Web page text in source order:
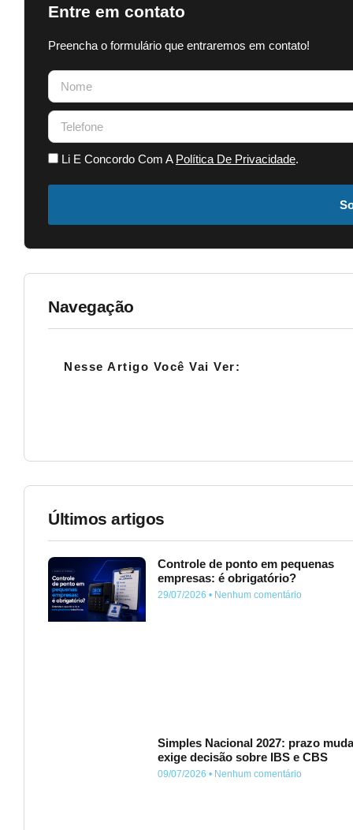
Entre em contato
Preencha o formulário que entraremos em contato!
Li E Concordo Com A Política De Privacidade.
Navegação
Nesse Artigo Você Vai Ver:
Últimos artigos
Controle de ponto em pequenas
empresas: é obrigatório?
29/07/2026 Nenhum comentário
Simples Nacional 2027: prazo
exige decisão sobre IBS e CBS
09/07/2026 Nenhum comentário